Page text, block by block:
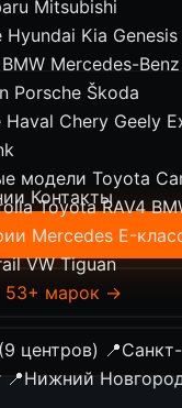
Mitsubishi
Hyundai Kia Genesis
BMW Mercedes-Benz
Porsche Škoda
Haval Chery Geely
модели Toyota
Toyota RAV4
Mercedes E-
VW Tiguan
53+ марок →
центров) 📍Санкт-
📍Нижний
Контакты